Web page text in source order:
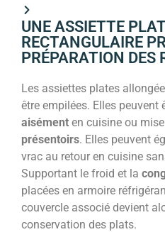
UNE ASSIETTE
RECTANGULAIRE
PRÉPARATION DES
Les assiettes plates
être empilées. Elles peuvent
aisément en cuisine ou
présentoirs. Elles peuvent
vrac au retour en cuisine
Supportant le froid et la
placées en armoire
couvercle associé devient
conservation des plats.